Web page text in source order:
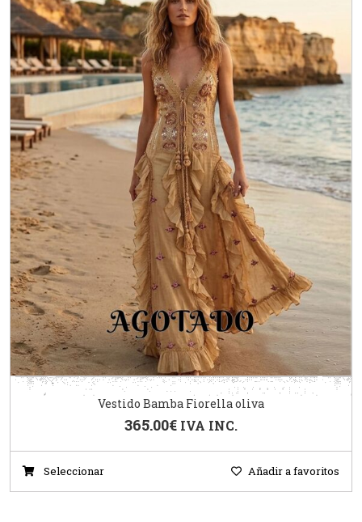
Vestido Bamba Fiorella oliva
365.00€ IVA INC.
Seleccionar Añadir a favoritos